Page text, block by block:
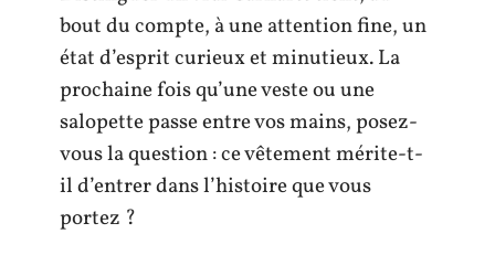
bout du compte, à une attention fine, un
état d’esprit curieux et minutieux. La
prochaine fois qu’une veste ou une
salopette passe entre vos mains, posez-
vous la question : ce vêtement mérite-t-
il d’entrer dans l’histoire que vous
portez ?